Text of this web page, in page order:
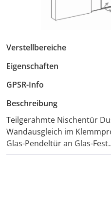
Verstellbereiche
Eigenschaften
GPSR-Info
Beschreibung
Teilgerahmte Nischentür
Wandausgleich im
Glas-Pendeltür an Glas-